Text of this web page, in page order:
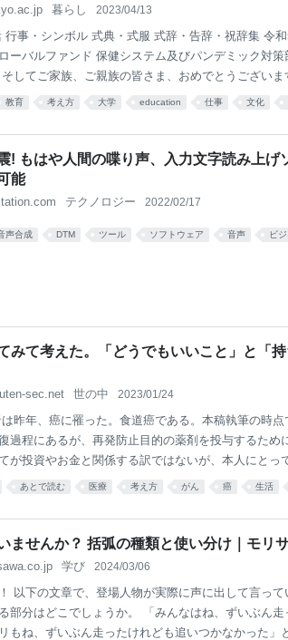
暮らし 2023/04/13
行事・シンボル 式典・式服 式辞・告辞・祝辞集 令
バルファンド 保健システム及びパンデミック対策
してご家族、ご親族の皆さま、おめでとうございま
入学時の受験戦争からの解放感、新しい学生生活を
ていいと思います。 同時に、大学の4年間は、「自
」のスタート地点です。そしてこれからの皆さんの
げ、自分の夢を探して突き進める時期でもあります
立場から支援する国際協力機構JICA、民間の経営コ
教育 考え方 大学 education 仕事 文化
! もはや人間の喋り声、入力文字読み上げ
能
テクノロジー 2022/02/17
声合成 DTM ツール ソフトウェア 音声 ビ
みて考えた。「どうでもいいこと」と「
sec.net 世の中 2023/01/24
昨年、癌に罹った。食道癌である。本稿執筆の時点
過程にあるが、再発防止目的の薬剤を投与するため
が投資やお金と関係する訳ではないが、本人にとっ
投資と似ている。 今回は、自分で癌に罹り、治療に
痩せて、髪の毛が減っている）理由の説明にもなる
「投資判断はご自身で行って下さい」としばしば注
似ている。筆者の治療方針の選択や意思決定は一例
れは不測の影響を避けるためだ（
あとで読む 医療 考え方 がん 癌 生活
ませんか？ 括弧の種類と使い分け｜モ
学び 2024/03/06
以下の文章で、登場人物が実際に声に出して言っ
部分はどこでしょうか。 「みんなはね、ずいぶん走
もね、ずいぶん走ったけれども追いつかなかった」